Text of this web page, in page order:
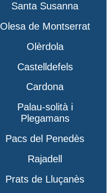
Santa Susanna
Olesa de Montserrat
Olèrdola
Castelldefels
Cardona
Palau-solità i
Plegamans
Pacs del Penedès
Rajadell
Prats de Lluçanès